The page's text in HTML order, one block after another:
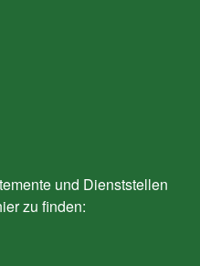
und Dienststellen
zu finden: